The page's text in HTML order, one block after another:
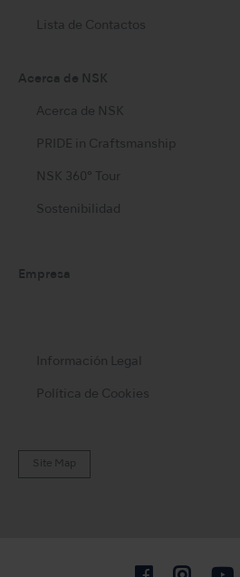
Lista de Contactos
Acerca de NSK
Acerca de NSK
PRIDE in Craftsmanship
NSK 360° Tour
Sostenibilidad
Empresa
Información Legal
Política de Cookies
Site Map